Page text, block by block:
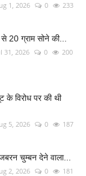
1, 2026 0 233
से 20 ग्राम सोने की...
31, 2026 0 200
के विरोध पर की थी
5, 2026 0 187
चुम्बन देने वाला...
2, 2026 0 181